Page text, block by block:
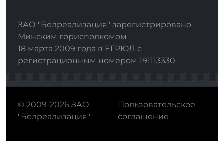
ЗАО "Белреализация" зарегистрировано
Минским горисполкомом
18 марта 2009 года в ЕГРЮЛ с
регистрационным номером 191113330
© 2009-2026 ЗАО
"Белреализация"
Пользовательское
соглашение